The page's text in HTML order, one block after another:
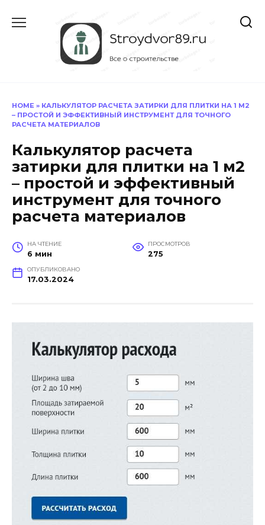
содержанию
HOME » КАЛЬКУЛЯТОР РАСЧЕТА ЗАТИРКИ ДЛЯ ПЛИТКИ НА 1 М2
– ПРОСТОЙ И ЭФФЕКТИВНЫЙ ИНСТРУМЕНТ ДЛЯ ТОЧНОГО
РАСЧЕТА МАТЕРИАЛОВ
Калькулятор расчета
затирки для плитки на 1 м2
– простой и эффективный
инструмент для точного
расчета материалов
НА ЧТЕНИЕ
6 мин
ПРОСМОТРОВ
275
ОПУБЛИКОВАНО
17.03.2024